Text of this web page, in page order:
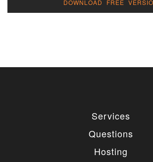
DOWNLOAD FREE
Services
Questions
Hosting